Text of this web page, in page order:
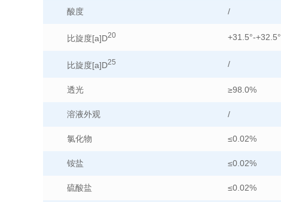
酸度 /
比旋度[a]D20 +31.5°-+32.5°
比旋度[a]D25 /
透光 ≥98.0%
溶液外观 /
氯化物 ≤0.02%
铵盐 ≤0.02%
硫酸盐 ≤0.02%